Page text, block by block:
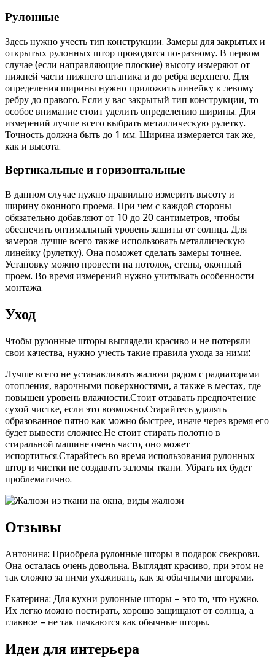
Рулонные
Здесь нужно учесть тип конструкции. Замеры для закрытых и
открытых рулонных штор проводятся по-разному. В первом
случае (если направляющие плоские) высоту измеряют от
нижней части нижнего штапика и до ребра верхнего. Для
определения ширины нужно приложить линейку к левому
ребру до правого. Если у вас закрытый тип конструкции, то
особое внимание стоит уделить определению ширины. Для
измерений лучше всего выбрать металлическую рулетку.
Точность должна быть до 1 мм. Ширина измеряется так же,
как и высота.
Вертикальные и горизонтальные
В данном случае нужно правильно измерить высоту и
ширину оконного проема. При чем с каждой стороны
обязательно добавляют от 10 до 20 сантиметров, чтобы
обеспечить оптимальный уровень защиты от солнца. Для
замеров лучше всего также использовать металлическую
линейку (рулетку). Она поможет сделать замеры точнее.
Установку можно провести на потолок, стены, оконный
проем. Во время измерений нужно учитывать особенности
монтажа.
Уход
Чтобы рулонные шторы выглядели красиво и не потеряли
свои качества, нужно учесть такие правила ухода за ними:
Лучше всего не устанавливать жалюзи рядом с радиаторами
отопления, варочными поверхностями, а также в местах, где
повышен уровень влажности.Стоит отдавать предпочтение
сухой чистке, если это возможно.Старайтесь удалять
образованное пятно как можно быстрее, иначе через время его
будет вывести сложнее.Не стоит стирать полотно в
стиральной машине очень часто, оно может
испортиться.Старайтесь во время использования рулонных
штор и чистки не создавать заломы ткани. Убрать их будет
проблематично.
Отзывы
Антонина: Приобрела рулонные шторы в подарок свекрови.
Она осталась очень довольна. Выглядят красиво, при этом не
так сложно за ними ухаживать, как за обычными шторами.
Екатерина: Для кухни рулонные шторы – это то, что нужно.
Их легко можно постирать, хорошо защищают от солнца, а
главное – не так пачкаются как обычные шторы.
Идеи для интерьера